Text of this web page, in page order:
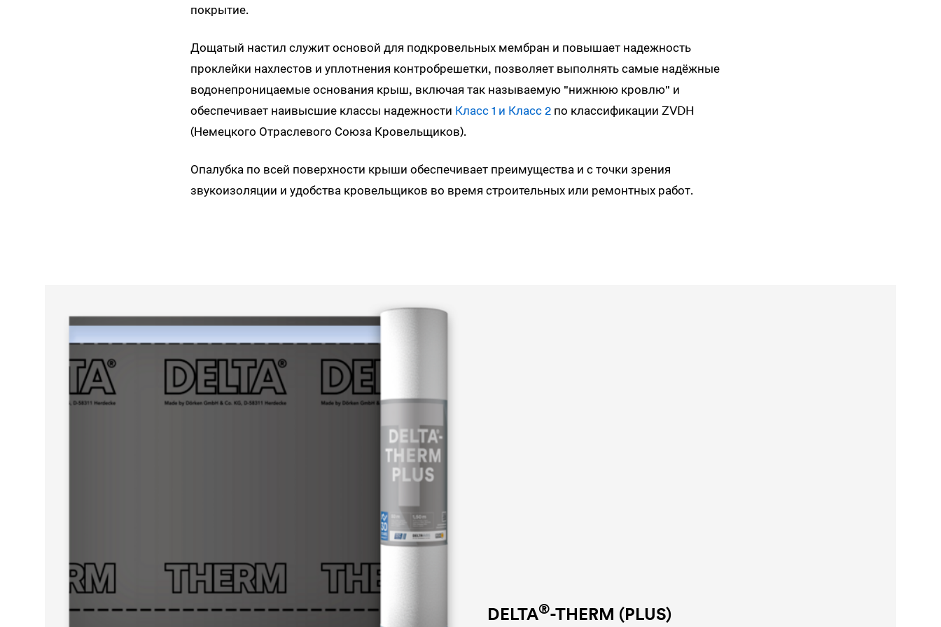
покрытие.
Дощатый настил служит основой для подкровельных мембран и повышает надежность
проклейки нахлестов и уплотнения контробрешетки, позволяет выполнять самые надёжные
водонепроницаемые основания крыш, включая так называемую "нижнюю кровлю" и
обеспечивает наивысшие классы надежности Класс 1 и Класс 2 по классификации ZVDH
(Немецкого Отраслевого Союза Кровельщиков).
Опалубка по всей поверхности крыши обеспечивает преимущества и с точки зрения
звукоизоляции и удобства кровельщиков во время строительных или ремонтных работ.
DELTA®-THERM (PLUS)